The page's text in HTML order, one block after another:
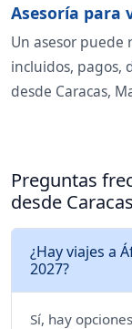
Asesoría para
Un asesor puede
incluidos, pagos,
desde Caracas,
Preguntas
desde Caracas
¿Hay viajes a
2027?
Sí, hay